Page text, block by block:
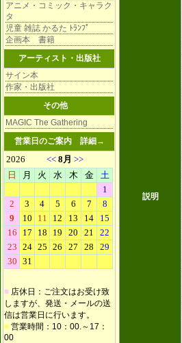
アニメ・コミック・キャラク
タ
児童 雑誌 かるた ﾄﾗﾝﾌﾟ
企画本 書籍
アーティスト・出版社
サイン本
作家・出版社
その他
MAGIC The Gathering
営業日のご案内 詳細→
■ 店休日：ご注文はお受け致
しますが、発送・メールの送
信は営業日に行います。
■ 営業時間：10：00.～17：
00
説明